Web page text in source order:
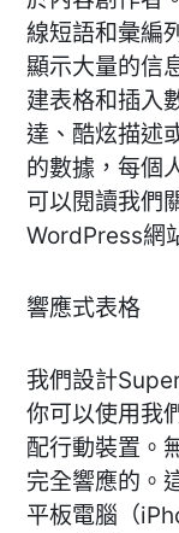
線短語和彙編
顯示大量的信
建表格和插入
達、酷炫描述
的數據，每個
可以閱讀我們
WordPress網
響應式表格
我們設計
你可以使用我
配行動裝置。
完全響應的。
平板電腦（